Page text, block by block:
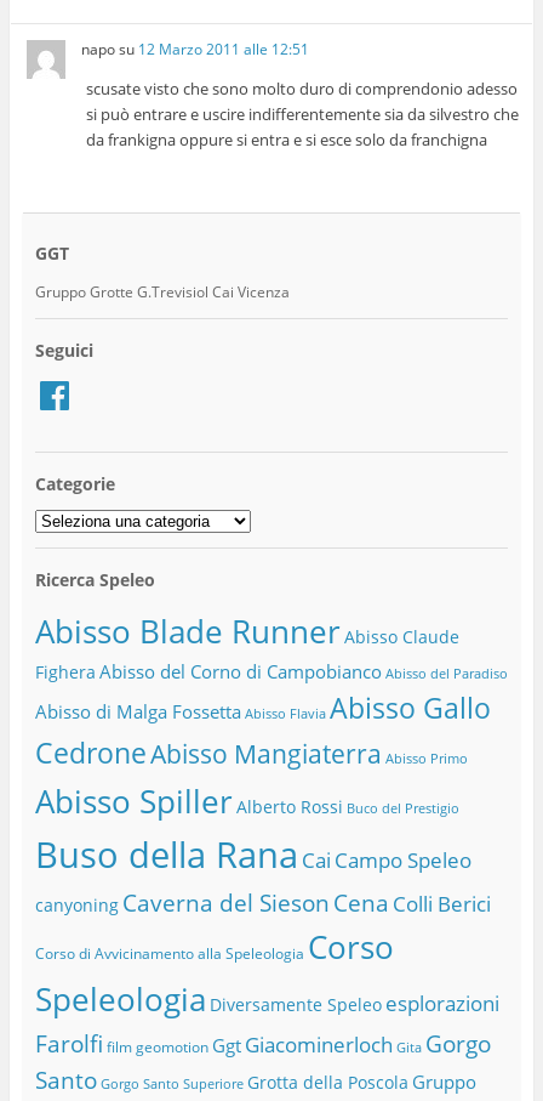
naposu 12 Marzo 2011 alle 12:51
scusate visto che sono molto duro di comprendonio adesso
si può entrare e uscire indifferentemente sia da silvestro che
da frankigna oppure si entra e si esce solo da franchigna
GGT
Gruppo Grotte G.Trevisiol Cai Vicenza
Seguici
Facebook
Categorie
Categorie
Ricerca Speleo
Abisso Blade RunnerAbisso Claude
Fighera Abisso del Corno di Campobianco Abisso del Paradiso
Abisso di Malga Fossetta Abisso Flavia Abisso Gallo
CedroneAbisso Mangiaterra Abisso Primo
Abisso SpillerAlberto Rossi Buco del Prestigio
Buso della Rana Cai Campo Speleo
canyoning Caverna del Sieson Cena Colli Berici
Corso di Avvicinamento alla Speleologia Corso
Speleologia Diversamente Speleo esplorazioni
Farolfi film geomotion Ggt Giacominerloch Gita Gorgo
Santo Gorgo Santo Superiore Grotta della Poscola Gruppo